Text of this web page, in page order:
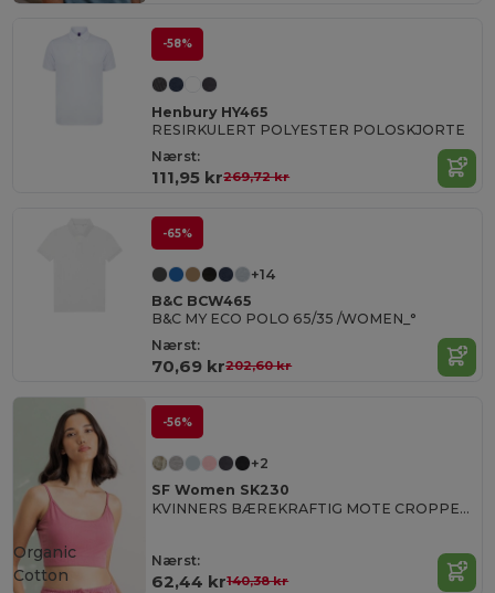
-58%
Henbury HY465
RESIRKULERT POLYESTER POLOSKJORTE
Nærst:
111,95 kr269,72 kr
-65%
+14
B&C BCW465
B&C MY ECO POLO 65/35 /WOMEN_°
Nærst:
70,69 kr202,60 kr
-56%
+2
SF Women SK230
KVINNERS BÆREKRAFTIG MOTE CROPPED TOPP
Nærst:
62,44 kr140,38 kr
Organic
Cotton